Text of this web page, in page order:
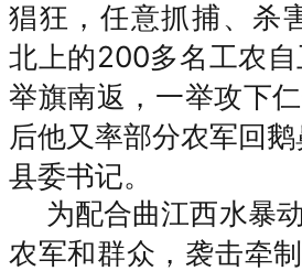
猖狂，任意抓捕、杀
北上的200多名工农
举旗南返，一举攻下
后他又率部分农军回鹅
县委书记。
为配合曲江西水暴
农军和群众，袭击牵制